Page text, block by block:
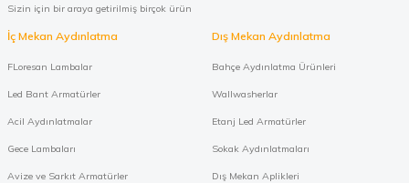
Sizin için bir araya getirilmiş birçok ürün
İç Mekan Aydınlatma
FLoresan Lambalar
Led Bant Armatürler
Acil Aydınlatmalar
Gece Lambaları
Avize ve Sarkıt Armatürler
Dış Mekan Aydınlatma
Bahçe Aydınlatma Ürünleri
Wallwasherlar
Etanj Led Armatürler
Sokak Aydınlatmaları
Dış Mekan Aplikleri